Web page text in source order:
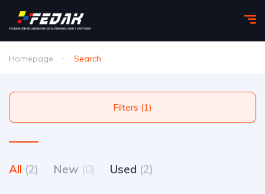
Homepage Search
Filters (1)
All (2) New (0) Used (2)